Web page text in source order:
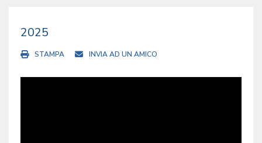
2025
STAMPA INVIA AD UN AMICO